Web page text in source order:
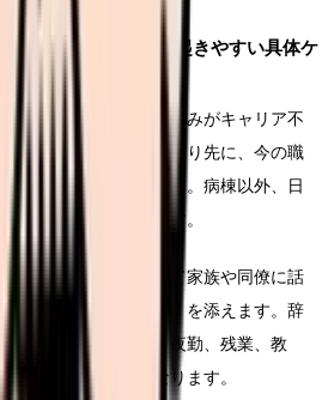
くて辞められないで起きやすい具体ケ
辞められないという悩みがキャリア不
師を続けるかどうかより先に、今の職
したい経験を分けます。病棟以外、日
どの条件を比較します。
辞められないについて家族や同僚に話
が変われば働けるか」を添えます。辞
対されやすくても、夜勤、残業、教
ると共有しやすくなります。